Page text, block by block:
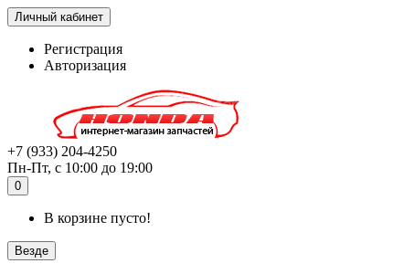
Личный кабинет
Регистрация
Авторизация
+7 (933) 204-4250
Пн-Пт, с 10:00 до 19:00
0
В корзине пусто!
Везде